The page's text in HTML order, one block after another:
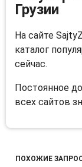
Грузии
На сайте
каталог
сейчас.
Постоянное
всех сайтов
ПОХОЖИЕ